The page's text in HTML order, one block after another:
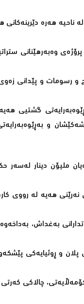
ناحیە هەرە دێرینەکانی
وەبەرهێنانی
و رسومات و پێدانی
گشتیی
و
ملیۆن دینار لەسەر
نەرێنی هەیە لە رووی
بەغداش،
و ڕوئیایەکی
چالاکی کەرتی